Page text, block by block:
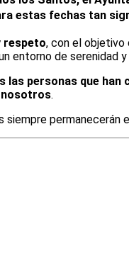
estas fechas tan
respeto, con el objetivo
entorno de serenidad
las personas que han
nosotros.
siempre permanecerán